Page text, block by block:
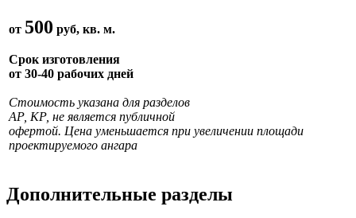
от 500 руб, кв. м.
Срок изготовления
от 30-40 рабочих дней
Стоимость указана для разделов
АР, КР, не является публичной
офертой. Цена уменьшается при увеличении площади
проектируемого ангара
Дополнительные разделы